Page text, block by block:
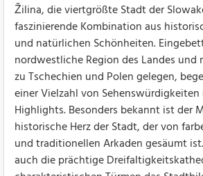
Žilina, die viertgrößte Stadt der
faszinierende Kombination aus
und natürlichen Schönheiten.
nordwestliche Region des Landes und
zu Tschechien und Polen gelegen,
einer Vielzahl von
Highlights. Besonders bekannt ist der
historische Herz der Stadt, der von
und traditionellen Arkaden gesäumt
auch die prächtige